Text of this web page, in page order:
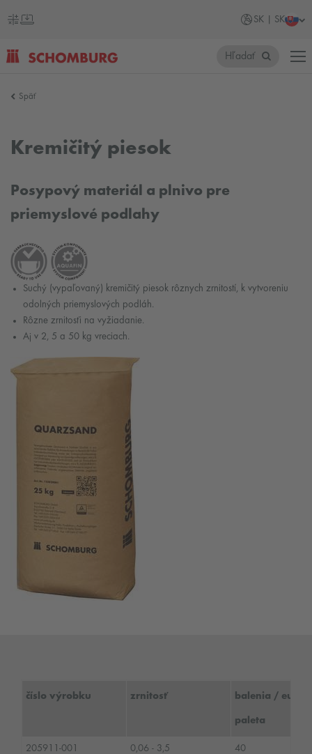
SK | SK
Hľadať
Späť
Kremičitý piesok
Posypový materiál a plnivo pre
priemyslové podlahy
Suchý (vypaľovaný) kremičitý piesok rôznych zrnitostí, k vytvoreniu
odolných priemyslových podláh.
Rôzne zrnitosťi na vyžiadanie.
Aj v 2, 5 a 50 kg vreciach.
číslo výrobku zrnitosť balenia / euro
paleta
205911-001 0,06 - 3,5 40